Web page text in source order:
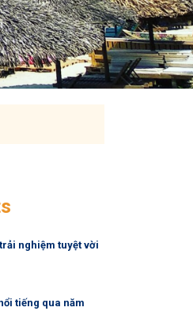
nghiệm tuyệt vời
tiếng qua năm